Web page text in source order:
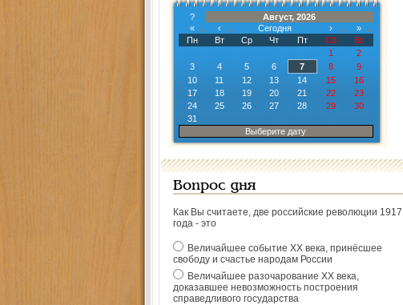
?
Август, 2026
«
‹ Сегодня ›
»
Пн
Вт Ср Чт Пт Сб
Вс
1
2
3
4 5 6 7 8
9
10
11 12 13 14 15
16
17
18 19 20 21 22
23
24
25 26 27 28 29
30
31
Выберите дату
Вопрос дня
Как Вы считаете, две российские революции 1917
года - это
Величайшее событие ХХ века, принёсшее
свободу и счастье народам России
Величайшее разочарование ХХ века,
доказавшее невозможность построения
справедливого государства